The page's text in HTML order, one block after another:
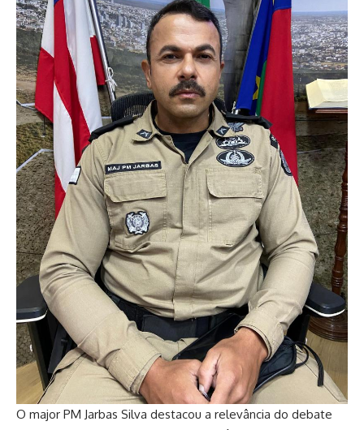
O major PM Jarbas Silva destacou a relevância do debate